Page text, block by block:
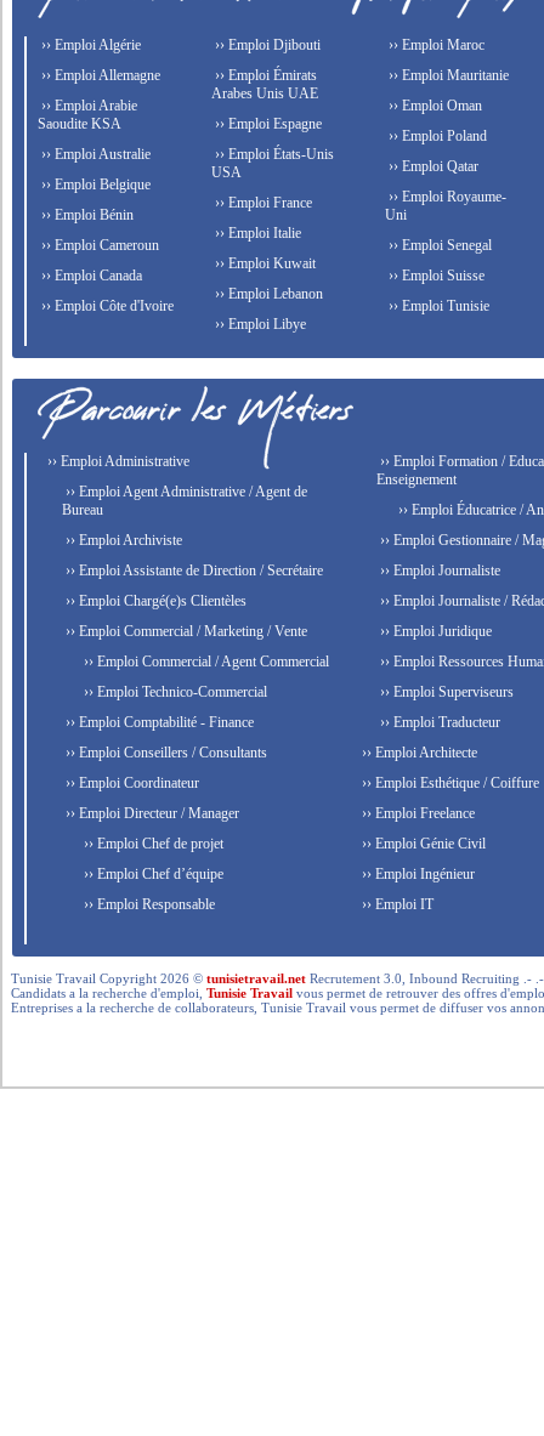
›› Emploi Algérie
›› Emploi Allemagne
›› Emploi Arabie
Saoudite KSA
›› Emploi Australie
›› Emploi Belgique
›› Emploi Bénin
›› Emploi Cameroun
›› Emploi Canada
›› Emploi Côte d'Ivoire
›› Emploi Djibouti
›› Emploi Émirats
Arabes Unis UAE
›› Emploi Espagne
›› Emploi États-Unis
USA
›› Emploi France
›› Emploi Italie
›› Emploi Kuwait
›› Emploi Lebanon
›› Emploi Libye
›› Emploi Maroc
›› Emploi Mauritanie
›› Emploi Oman
›› Emploi Poland
›› Emploi Qatar
›› Emploi Royaume-
Uni
›› Emploi Senegal
›› Emploi Suisse
›› Emploi Tunisie
›› Emploi Administrative
›› Emploi Agent Administrative / Agent de
Bureau
›› Emploi Archiviste
›› Emploi Assistante de Direction / Secrétaire
›› Emploi Chargé(e)s Clientèles
›› Emploi Commercial / Marketing / Vente
›› Emploi Commercial / Agent Commercial
›› Emploi Technico-Commercial
›› Emploi Comptabilité - Finance
›› Emploi Conseillers / Consultants
›› Emploi Coordinateur
›› Emploi Directeur / Manager
›› Emploi Chef de projet
›› Emploi Chef d’équipe
›› Emploi Responsable
›› Emploi Formation /
Enseignement
›› Emploi Éducatrice /
›› Emploi Gestionnaire /
›› Emploi Journaliste
›› Emploi Journaliste /
›› Emploi Juridique
›› Emploi Ressources
›› Emploi Superviseurs
›› Emploi Traducteur
›› Emploi Architecte
›› Emploi Esthétique / Coiffure
›› Emploi Freelance
›› Emploi Génie Civil
›› Emploi Ingénieur
›› Emploi IT
Tunisie Travail Copyright 2026 ©tunisietravail.net Recrutement 3.0, Inbound Recruiting .-
Candidats a la recherche d'emploi,Tunisie Travail vous permet de retrouver des offres
Entreprises a la recherche de collaborateurs, Tunisie Travail vous permet de diffuser vos